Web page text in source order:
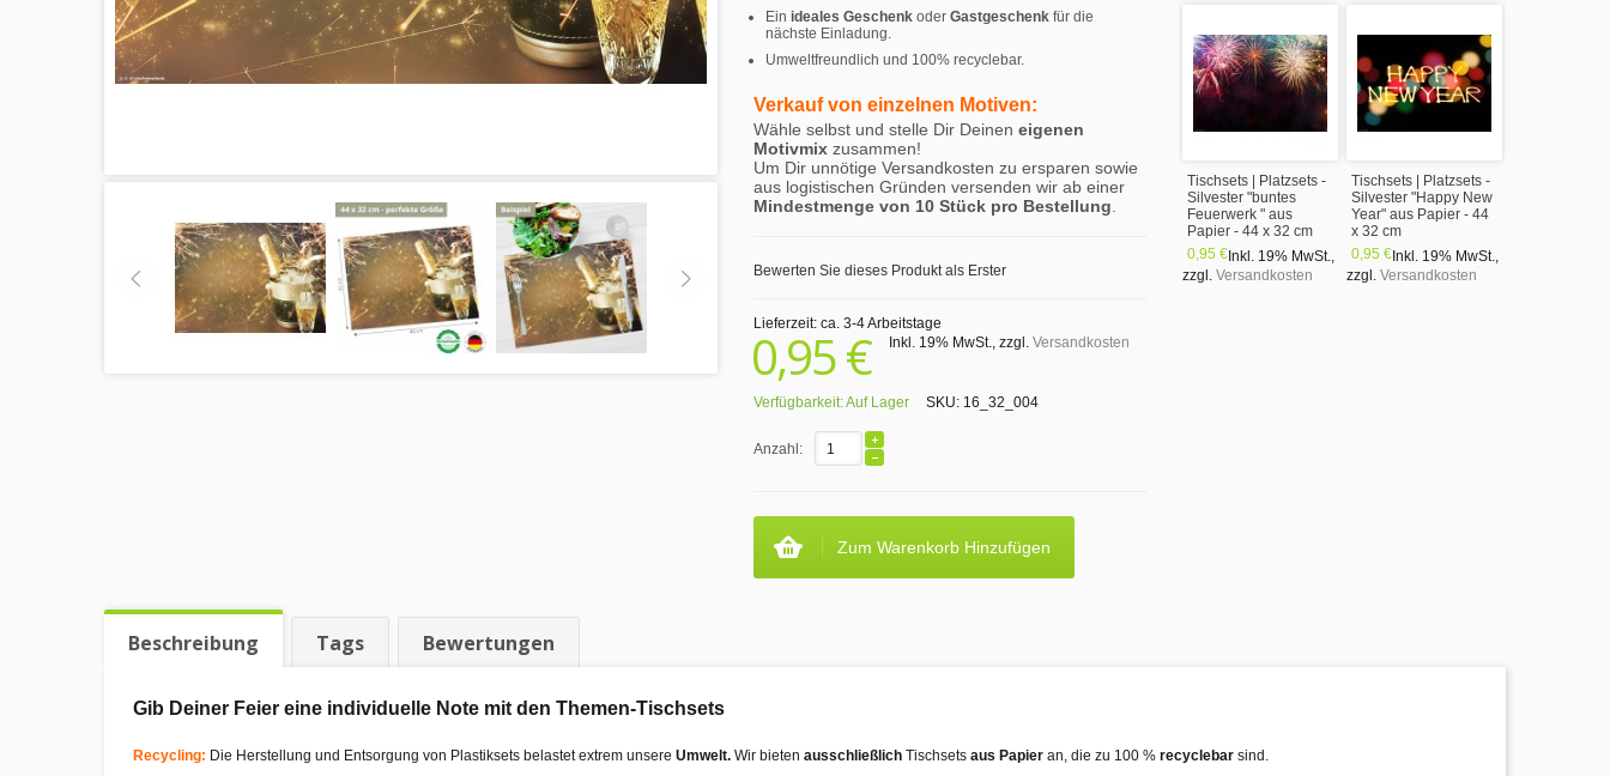
Tischsets | Platzsets -
Silvester "buntes
Feuerwerk " aus
Papier - 44 x 32 cm
0,95 € Inkl. 19% MwSt.,
zzgl. Versandkosten
Tischsets | Platzsets -
Silvester "Happy New
Year" aus Papier - 44
x 32 cm
0,95 € Inkl. 19% MwSt.,
zzgl. Versandkosten
Ein ideales Geschenk oder Gastgeschenk für die
nächste Einladung.
Umweltfreundlich und 100% recyclebar.
Verkauf von einzelnen Motiven:
Wähle selbst und stelle Dir Deinen eigenen
Motivmix zusammen!
Um Dir unnötige Versandkosten zu ersparen sowie
aus logistischen Gründen versenden wir ab einer
Mindestmenge von 10 Stück pro Bestellung
Bewerten Sie dieses Produkt als Erster
Lieferzeit: ca. 3-4 Arbeitstage
0,95 € Inkl. 19% MwSt., zzgl. Versandkosten
Verfügbarkeit:Auf Lager SKU: 16_32_004
Anzahl:
Zum Warenkorb Hinzufügen
Beschreibung Tags Bewertungen
Gib Deiner Feier eine individuelle Note mit den Themen-Tischsets
Recycling: Die Herstellung und Entsorgung von Plastiksets belastet extrem unsere Umwelt. Wir bieten ausschließlich Tischsets aus Papier an, die zu 100 % recyclebar sind.